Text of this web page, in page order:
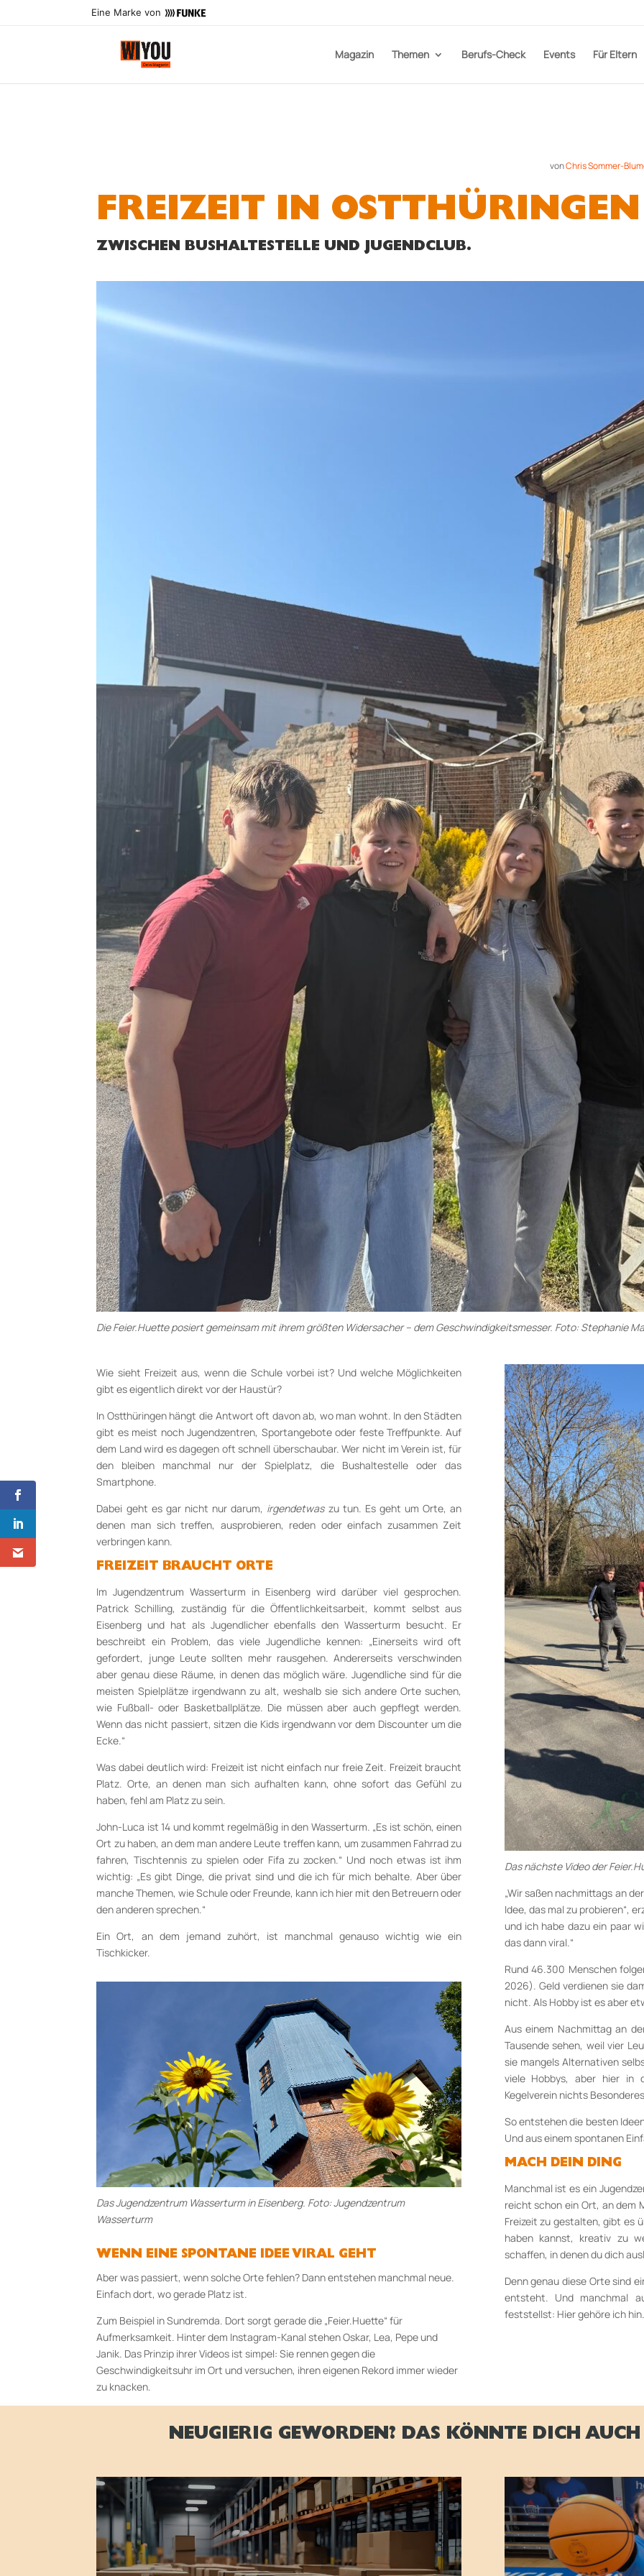
Eine Marke von
Magazin Themen Berufs-Check Events Für Eltern
vonChris Sommer-
FREIZEIT IN OSTTHÜRINGEN
ZWISCHEN BUSHALTESTELLE UND JUGENDCLUB.
Die Feier.Huette posiert gemeinsam mit ihrem größten Widersacher – dem Geschwindigkeitsmesser. Foto: Stephanie
Wie sieht Freizeit aus, wenn die Schule vorbei ist? Und welche Möglichkeiten
gibt es eigentlich direkt vor der Haustür?
In Ostthüringen hängt die Antwort oft davon ab, wo man wohnt. In den Städten
gibt es meist noch Jugendzentren, Sportangebote oder feste Treffpunkte. Auf
dem Land wird es dagegen oft schnell überschaubar. Wer nicht im Verein ist, für
den bleiben manchmal nur der Spielplatz, die Bushaltestelle oder das
Smartphone.
Dabei geht es gar nicht nur darum, irgendetwaszu tun. Es geht um Orte, an
denen man sich treffen, ausprobieren, reden oder einfach zusammen Zeit
verbringen kann.
FREIZEIT BRAUCHT ORTE
Im Jugendzentrum Wasserturm in Eisenberg wird darüber viel gesprochen.
Patrick Schilling, zuständig für die Öffentlichkeitsarbeit, kommt selbst aus
Eisenberg und hat als Jugendlicher ebenfalls den Wasserturm besucht. Er
beschreibt ein Problem, das viele Jugendliche kennen: „Einerseits wird oft
gefordert, junge Leute sollten mehr rausgehen. Andererseits verschwinden
aber genau diese Räume, in denen das möglich wäre. Jugendliche sind für die
meisten Spielplätze irgendwann zu alt, weshalb sie sich andere Orte suchen,
wie Fußball- oder Basketballplätze. Die müssen aber auch gepflegt werden.
Wenn das nicht passiert, sitzen die Kids irgendwann vor dem Discounter um die
Ecke.“
Was dabei deutlich wird: Freizeit ist nicht einfach nur freie Zeit. Freizeit braucht
Platz. Orte, an denen man sich aufhalten kann, ohne sofort das Gefühl zu
haben, fehl am Platz zu sein.
John-Luca ist 14 und kommt regelmäßig in den Wasserturm. „Es ist schön, einen
Ort zu haben, an dem man andere Leute treffen kann, um zusammen Fahrrad zu
fahren, Tischtennis zu spielen oder Fifa zu zocken.“ Und noch etwas ist ihm
wichtig: „Es gibt Dinge, die privat sind und die ich für mich behalte. Aber über
manche Themen, wie Schule oder Freunde, kann ich hier mit den Betreuern oder
den anderen sprechen.“
Ein Ort, an dem jemand zuhört, ist manchmal genauso wichtig wie ein
Tischkicker.
Das Jugendzentrum Wasserturm in Eisenberg. Foto: Jugendzentrum
Wasserturm
WENN EINE SPONTANE IDEE VIRAL GEHT
Aber was passiert, wenn solche Orte fehlen? Dann entstehen manchmal neue.
Einfach dort, wo gerade Platz ist.
Zum Beispiel in Sundremda. Dort sorgt gerade die „Feier.Huette“ für
Aufmerksamkeit. Hinter dem Instagram-Kanal stehen Oskar, Lea, Pepe und
Janik. Das Prinzip ihrer Videos ist simpel: Sie rennen gegen die
Geschwindigkeitsuhr im Ort und versuchen, ihren eigenen Rekord immer wieder
zu knacken.
Das nächste Video der
„Wir saßen nachmittags an
Idee, das mal zu probieren“,
und ich habe dazu ein paar
das dann viral.“
Rund 46.300 Menschen
2026). Geld verdienen sie
nicht. Als Hobby ist es aber
Aus einem Nachmittag an
Tausende sehen, weil vier
sie mangels Alternativen
viele Hobbys, aber hier in
Kegelverein nichts
So entstehen die besten
Und aus einem spontanen
MACH DEIN DING
Manchmal ist es ein
reicht schon ein Ort, an dem
Freizeit zu gestalten, gibt es
haben kannst, kreativ zu
schaffen, in denen du dich
Denn genau diese Orte sind
entsteht. Und manchmal
feststellst: Hier gehöre ich hin.
NEUGIERIG GEWORDEN? DAS KÖNNTE DICH AUCH
BETRIEBSWIRTSCHAFT-
LOGISTIK